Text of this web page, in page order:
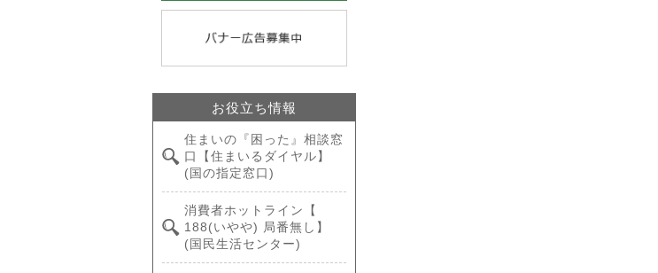
お役立ち情報
住まいの『困った』相談窓
口【住まいるダイヤル】
(国の指定窓口)
消費者ホットライン【
188(いやや) 局番無し】
(国民生活センター)